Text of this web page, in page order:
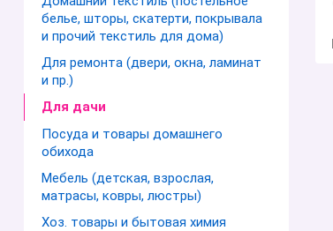
белье, шторы, скатерти, покрывала
и прочий текстиль для дома)
Для ремонта (двери, окна, ламинат
и пр.)
Для дачи
Посуда и товары домашнего
обихода
Мебель (детская, взрослая,
матрасы, ковры, люстры)
Хоз. товары и бытовая химия